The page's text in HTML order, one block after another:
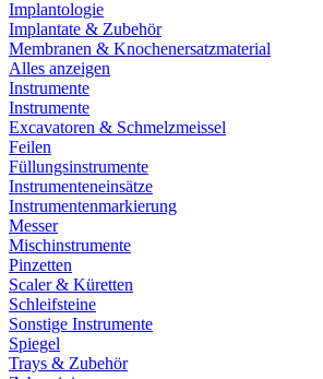
Implantologie
Implantate & Zubehör
Membranen & Knochenersatzmaterial
Alles anzeigen
Instrumente
Instrumente
Excavatoren & Schmelzmeissel
Feilen
Füllungsinstrumente
Instrumenteneinsätze
Instrumentenmarkierung
Messer
Mischinstrumente
Pinzetten
Scaler & Küretten
Schleifsteine
Sonstige Instrumente
Spiegel
Trays & Zubehör